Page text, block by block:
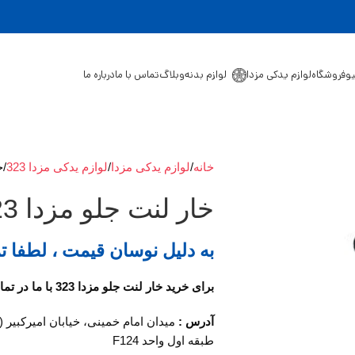
فروشگاهلوازم یدکی مزدا لوازم بدنهوبلاگتماس با مادرباره ما
خانه لوازم یدکی مزدا لوازم یدکی مزدا 323
خار لنت جلو مزدا 323
به دلیل نوسان قیمت ، لطفا
برای خرید خار لنت جلو مزدا 323 با ما در تماس باشید.
آدرس : میدان امام خمینی، خیابان
طبقه اول واحد F124